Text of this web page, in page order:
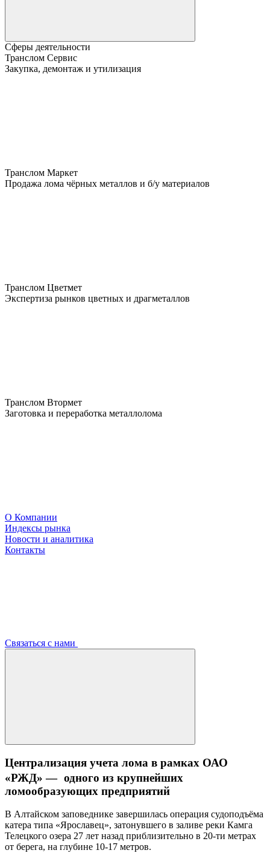
Сферы деятельности
Транслом Сервис
Закупка, демонтаж и утилизация
Транслом Маркет
Продажа лома чёрных металлов и б/у материалов
Транслом Цветмет
Экспертиза рынков цветных и драгметаллов
Транслом Втормет
Заготовка и переработка металлолома
О Компании
Индексы рынка
Новости и аналитика
Контакты
Связаться с нами
Централизация учета лома в рамках ОАО
«РЖД» — одного из крупнейших
ломообразующих предприятий
В Алтайском заповеднике завершилась операция судоподъёма
катера типа «Ярославец», затонувшего в заливе реки Камга
Телецкого озера 27 лет назад приблизительно в 20-ти метрах
от берега, на глубине 10-17 метров.